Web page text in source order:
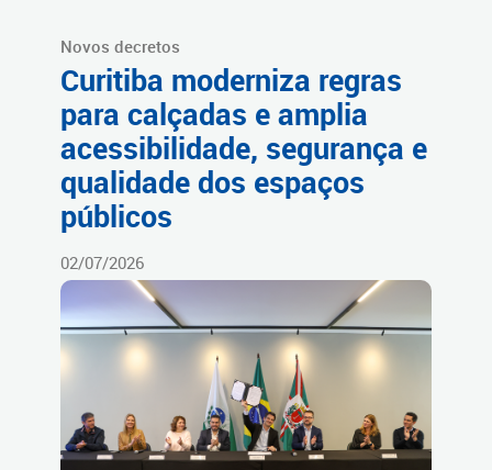
Novos decretos
Curitiba moderniza regras
para calçadas e amplia
acessibilidade, segurança e
qualidade dos espaços
públicos
02/07/2026